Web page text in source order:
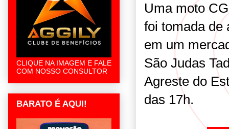
Uma moto
foi tomada de
em um
São Judas
Agreste do
das 17h.
CLIQUE NA IMAGEM E FALE
COM NOSSO CONSULTOR
BARATO É AQUI!